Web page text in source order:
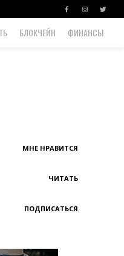
БЛОКЧЕЙН ФИНАНСЫ
МНЕ НРАВИТСЯ
ЧИТАТЬ
ПОДПИСАТЬСЯ